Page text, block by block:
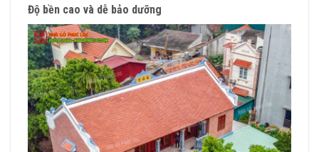
Độ bền cao và dễ bảo dưỡng